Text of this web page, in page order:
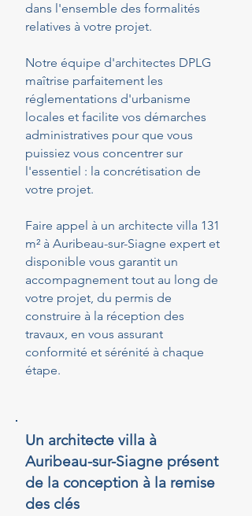
dans l'ensemble des formalités
relatives à votre projet.
Notre équipe d'architectes DPLG
maîtrise parfaitement les
réglementations d'urbanisme
locales et facilite vos démarches
administratives pour que vous
puissiez vous concentrer sur
l'essentiel : la concrétisation de
votre projet.
Faire appel à un architecte villa 131
m² à Auribeau-sur-Siagne expert et
disponible vous garantit un
accompagnement tout au long de
votre projet, du permis de
construire à la réception des
travaux, en vous assurant
conformité et sérénité à chaque
étape.
Un architecte villa à
Auribeau-sur-Siagne présent
de la conception à la remise
des clés